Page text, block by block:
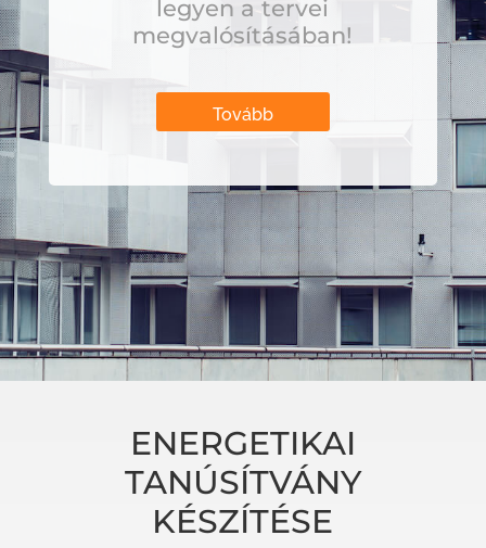
legyen a tervei
megvalósításában!
Tovább
ENERGETIKAI
TANÚSÍTVÁNY
KÉSZÍTÉSE